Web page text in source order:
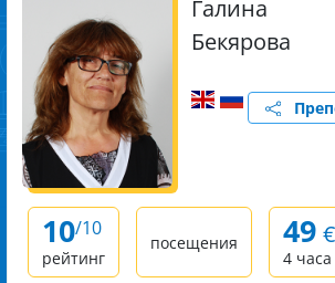
Галина
Бекярова
10/10
рейтинг
посещения 49 €
4 часа